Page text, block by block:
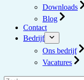
Downloads
Blog
Contact
Bedrijf
Ons bedrijf
Vacatures